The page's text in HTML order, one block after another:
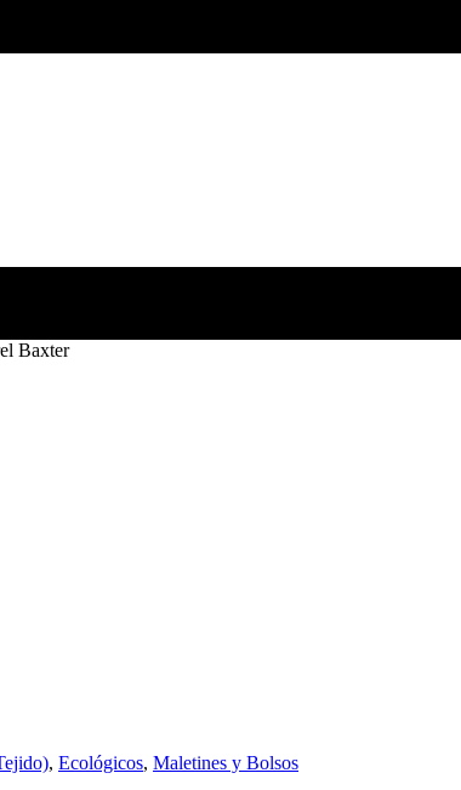
Baxter
, Ecológicos, Maletines y Bolsos